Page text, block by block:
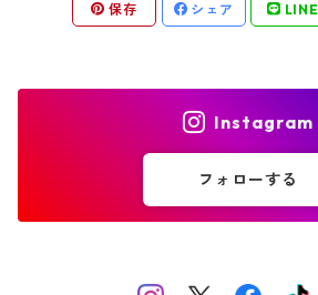
フォーク
おくりものパッケージ
パッケージA
パッケージC
保存 シェア LINE
Instagram
フォローする